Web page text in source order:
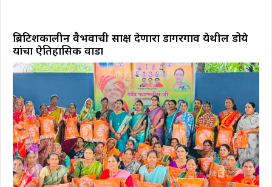
ब्रिटिशकालीन वैभवाची साक्ष देणारा डोंगरगाव येथील डोये
यांचा ऐतिहासिक वाडा